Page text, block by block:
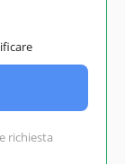
richiesta